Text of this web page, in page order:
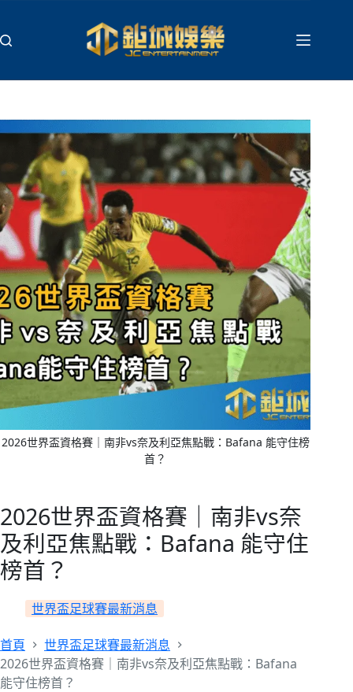
主
內
2026世界盃資格賽｜南非vs奈及利亞焦點戰：Bafana 能守住榜
首？
2026世界盃資格賽｜南非vs奈
及利亞焦點戰：Bafana 能守住
榜首？
世界盃足球賽最新消息
首頁
世界盃足球賽最新消息
2026世界盃資格賽｜南非vs奈及利亞焦點戰：Bafana
能守住榜首？